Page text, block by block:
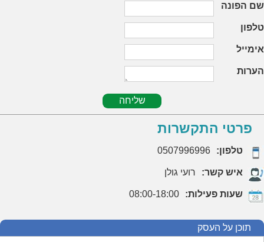
שם הפונה
טלפון
אימייל
הערות
שליחה
פרטי התקשרות
טלפון: 0507996996
איש קשר: רועי גולן
שעות פעילות: 08:00-18:00
תוכן על העסק